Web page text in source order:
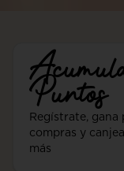
Puntos
Regístrate,
compras y
más